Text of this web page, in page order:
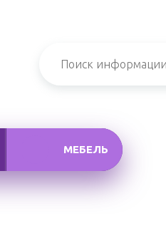
МЕБЕЛЬ